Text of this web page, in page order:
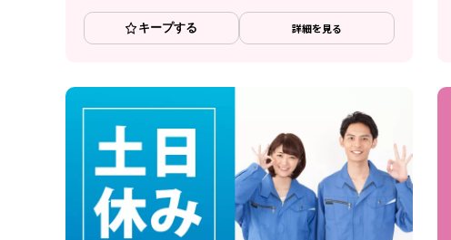
キープする 詳細を見る